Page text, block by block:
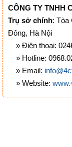
CÔNG TY TNHH
Trụ sở chính: Tòa
Đông, Hà Nội
» Điện thoại:
» Hotline:
» Email:
» Website: